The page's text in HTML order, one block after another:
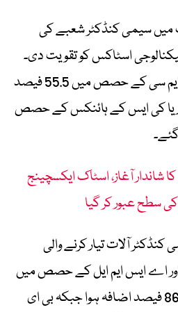
میں سیمی کنڈکٹر شعبے کی
اسٹاکس کو تقویت دی۔
تائیوان کی کمپنی ٹی ایس ایم سی کے حصص میں 55.5 فیصد
کی ایس کے ہائنکس کے حصص
شاندار آغاز، اسٹاک ایکسچینج
آلات تیار کرنے والی
اے ایس ایم ایل کے حصص میں
بالترتیب 93.3 فیصد اور 86.8 فیصد اضافہ ہوا جبکہ بی ای